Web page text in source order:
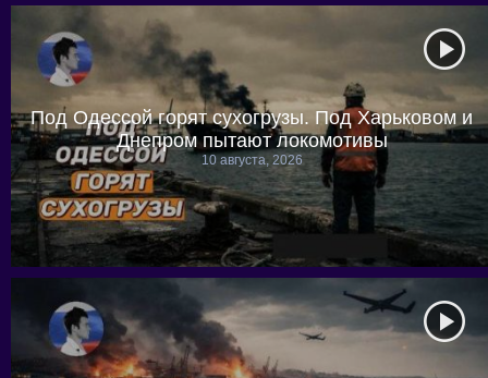
Под Одессой горят сухогрузы. Под Харьковом и
Днепром пытают локомотивы
10 августа, 2026